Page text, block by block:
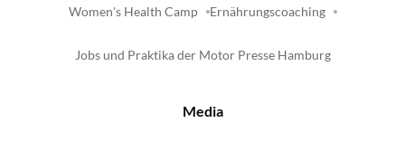
Women's Health Camp Ernährungscoaching
Jobs und Praktika der Motor Presse Hamburg
Media